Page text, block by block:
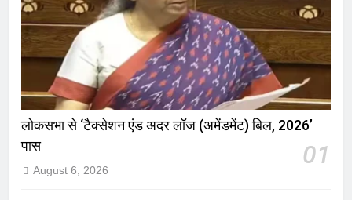
लोकसभा से ‘टैक्सेशन एंड अदर लॉज (अमेंडमेंट) बिल, 2026’
पास
01
August 6, 2026